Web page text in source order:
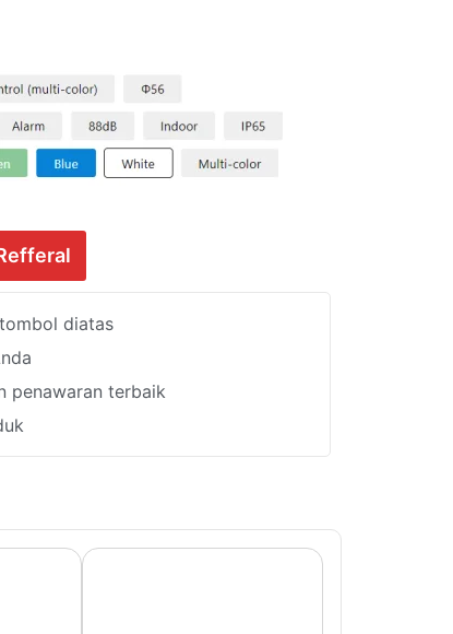
diatas
penawaran terbaik